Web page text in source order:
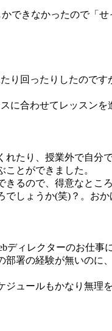
できなかったので「
り回ったりしたので
に合わせてレッスン
たり、授業外で自
とができました。
るので、得意なとこ
しょうか(笑)？。お
ディレクターのお仕事
署の経験が無いの
ュールもかなり無理